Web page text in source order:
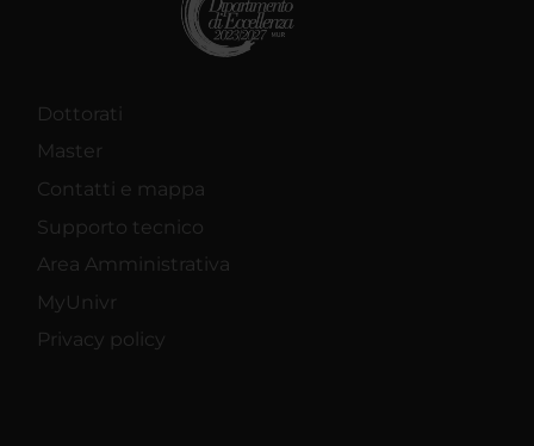
Dottorati
Master
Contatti e mappa
Supporto tecnico
Area Amministrativa
MyUnivr
Privacy policy